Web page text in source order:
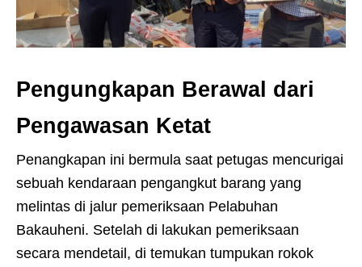
Pengungkapan Berawal dari
Pengawasan Ketat
Penangkapan ini bermula saat petugas mencurigai
sebuah kendaraan pengangkut barang yang
melintas di jalur pemeriksaan Pelabuhan
Bakauheni. Setelah di lakukan pemeriksaan
secara mendetail, di temukan tumpukan rokok